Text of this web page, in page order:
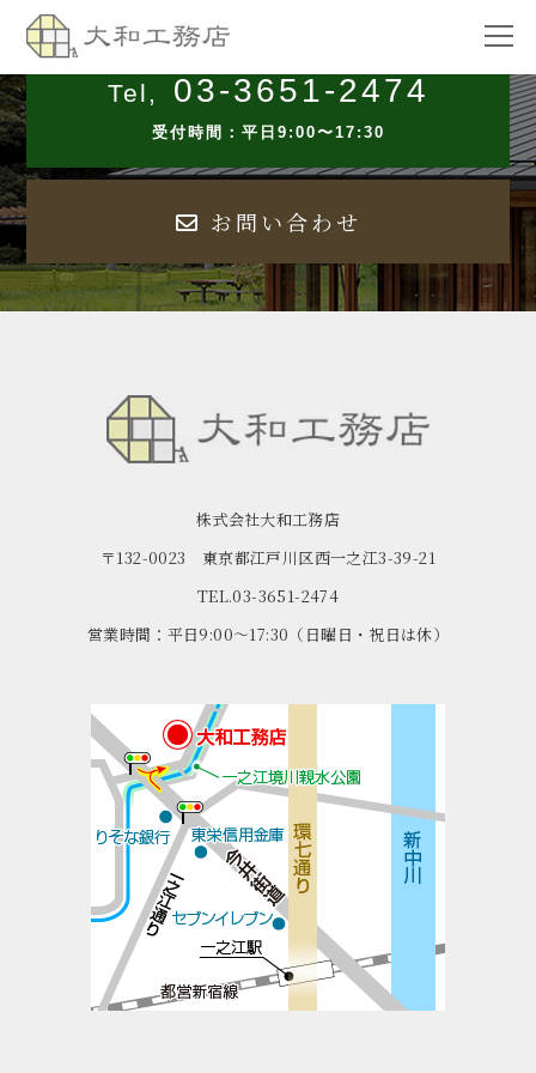
Tel, 03-3651-2474
受付時間：平日9:00〜17:30
お問い合わせ
株式会社大和工務店
〒132-0023 東京都江戸川区西一之江3-39-21
TEL.03-3651-2474
営業時間：平日9:00～17:30（日曜日・祝日は休）